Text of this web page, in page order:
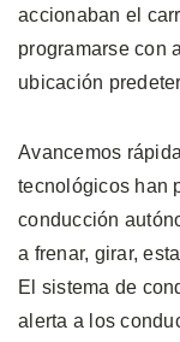
accionaban el
programarse con
ubicación
Avancemos
tecnológicos han
conducción
a frenar, girar,
El sistema de
alerta a los